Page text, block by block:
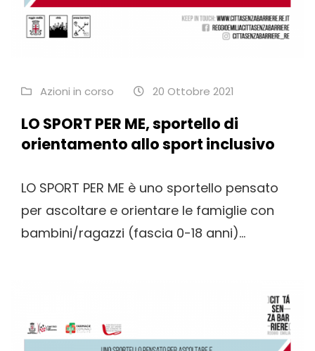
Azioni in corso 20 Ottobre 2021
LO SPORT PER ME, sportello di
orientamento allo sport inclusivo
LO SPORT PER ME è uno sportello pensato
per ascoltare e orientare le famiglie con
bambini/ragazzi (fascia 0-18 anni)...